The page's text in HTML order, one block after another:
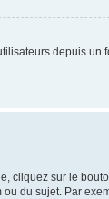
depuis un
cliquez sur le
du sujet. Par